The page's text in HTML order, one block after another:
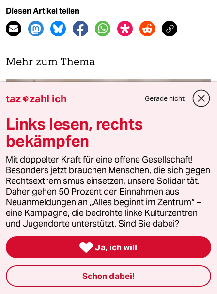
Diesen Artikel teilen
Mehr zum Thema
Heuschreckenplage in Afghanistan
Insekten vernichten die Ernte
Nach drei Jahren Dürre hatten die afghanischen Bauern
auf bessere Erträge gehofft. Das
Bekämpfungsprogramm scheiterte.
Von Natalie Mayroth
taz zahl ich Gerade nicht
Links lesen, rechts
bekämpfen
Mit doppelter Kraft für eine offene Gesellschaft!
Besonders jetzt brauchen Menschen, die sich gegen
Rechtsextremismus einsetzen, unsere Solidarität.
Daher gehen 50 Prozent der Einnahmen aus
Neuanmeldungen an „Alles beginnt im Zentrum“ –
eine Kampagne, die bedrohte linke Kulturzentren
und Jugendorte unterstützt. Sind Sie dabei?
 Ja, ich will
Schon dabei!